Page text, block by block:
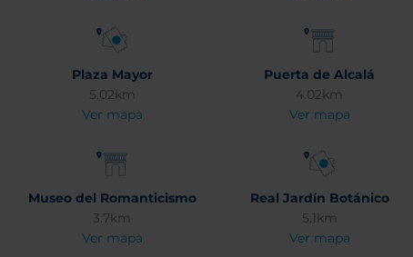
Plaza Mayor
5.02km
Ver mapa
Puerta de Alcalá
4.02km
Ver mapa
Museo del Romanticismo
3.7km
Ver mapa
Real Jardín Botánico
5.1km
Ver mapa